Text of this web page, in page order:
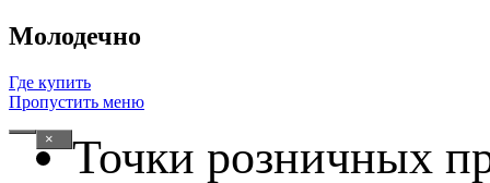
Молодечно
Где купить
Пропустить меню
×
Точки розничных